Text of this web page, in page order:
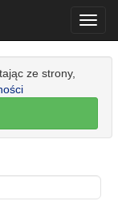
ze strony,